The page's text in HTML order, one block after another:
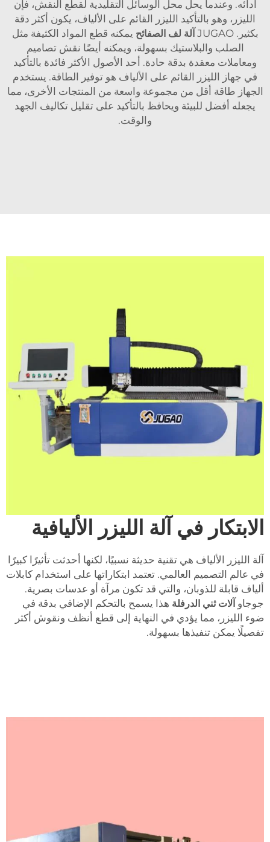
أدائه. وعندما يحل محل الوسائل التقليدية لقطع النقش، فإن
الليزر، وهو بالتأكيد الليزر القائم على الألياف، يكون أكثر دقة
بكثير. JUGAO
آلة لف الصفائح يمكنه قطع المواد الكثيفة مثل
الصلب والبلاستيك بسهولة، ويمكنه أيضًا نقش تصاميم
ومعاملات معقدة بدقة حادة. أحد الأصول الأكثر فائدة بالتأكيد
في جهاز الليزر القائم على الألياف هو توفير الطاقة. يستخدم
الجهاز طاقة أقل من مجموعة واسعة من المنتجات الأخرى، مما
يجعله أفضل للبيئة ويحافظ بالتأكيد على تقليل تكاليف الجهد
والوقت.
الابتكار في آلة الليزر الأليافية
آلة الليزر الألياف هي تقنية حديثة نسبيًا، لكنها أحدثت تأثيرًا كبيرًا
في عالم التصميم العالمي. تعتمد ابتكاراتها على استخدام كابلات
ألياف قابلة للذوبان، والتي قد تكون مرآة أو عدسات بصرية.
جوجاو آلات ثني الدرفلة هذا يسمح بالتحكم الإضافي بدقة في
ضوء الليزر، مما يؤدي في النهاية إلى قطع أنظف ونقوش أكثر
تفصيلًا يمكن تنفيذها بسهولة.